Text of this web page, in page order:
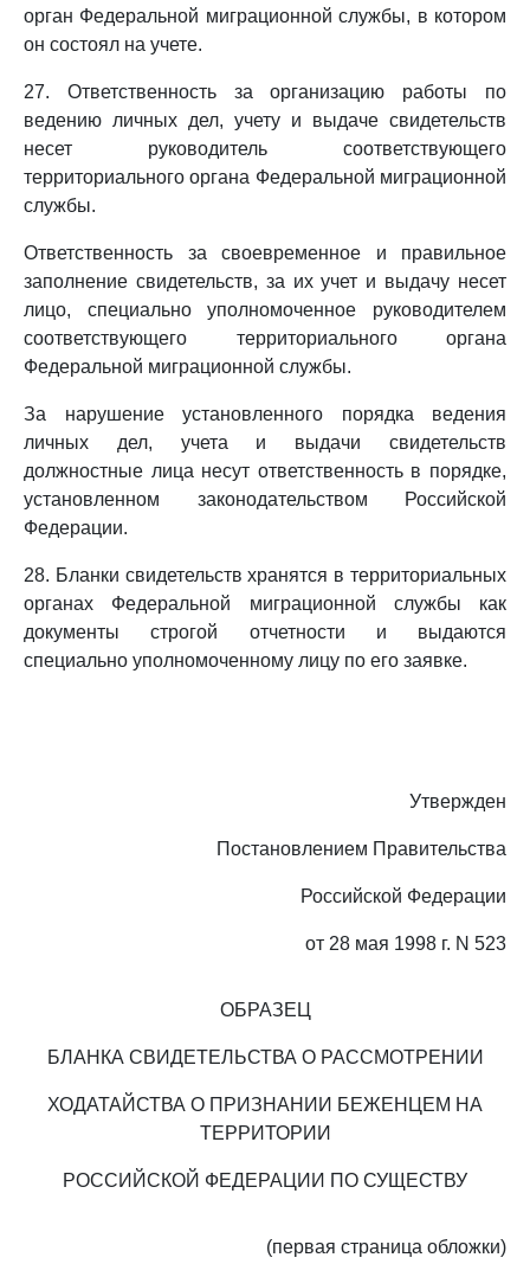
орган Федеральной миграционной службы, в котором
он состоял на учете.
27. Ответственность за организацию работы по
ведению личных дел, учету и выдаче свидетельств
несет руководитель соответствующего
территориального органа Федеральной миграционной
службы.
Ответственность за своевременное и правильное
заполнение свидетельств, за их учет и выдачу несет
лицо, специально уполномоченное руководителем
соответствующего территориального органа
Федеральной миграционной службы.
За нарушение установленного порядка ведения
личных дел, учета и выдачи свидетельств
должностные лица несут ответственность в порядке,
установленном законодательством Российской
Федерации.
28. Бланки свидетельств хранятся в территориальных
органах Федеральной миграционной службы как
документы строгой отчетности и выдаются
специально уполномоченному лицу по его заявке.
Утвержден
Постановлением Правительства
Российской Федерации
от 28 мая 1998 г. N 523
ОБРАЗЕЦ
БЛАНКА СВИДЕТЕЛЬСТВА О РАССМОТРЕНИИ
ХОДАТАЙСТВА О ПРИЗНАНИИ БЕЖЕНЦЕМ НА
ТЕРРИТОРИИ
РОССИЙСКОЙ ФЕДЕРАЦИИ ПО СУЩЕСТВУ
(первая страница обложки)